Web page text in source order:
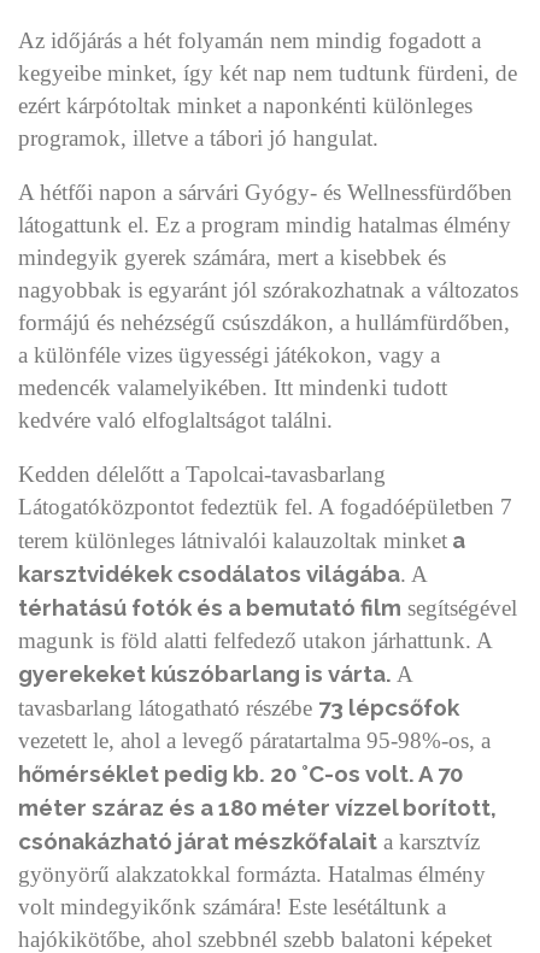
Az időjárás a hét folyamán nem mindig fogadott a
kegyeibe minket, így két nap nem tudtunk fürdeni, de
ezért kárpótoltak minket a naponkénti különleges
programok, illetve a tábori jó hangulat.
A hétfői napon a sárvári Gyógy- és Wellnessfürdőben
látogattunk el. Ez a program mindig hatalmas élmény
mindegyik gyerek számára, mert a kisebbek és
nagyobbak is egyaránt jól szórakozhatnak a változatos
formájú és nehézségű csúszdákon, a hullámfürdőben,
a különféle vizes ügyességi játékokon, vagy a
medencék valamelyikében. Itt mindenki tudott
kedvére való elfoglaltságot találni.
Kedden délelőtt a Tapolcai-tavasbarlang
Látogatóközpontot fedeztük fel. A fogadóépületben 7
terem különleges látnivalói kalauzoltak minket a
karsztvidékek csodálatos világába. A
térhatású fotók és a bemutató film segítségével
magunk is föld alatti felfedező utakon járhattunk. A
gyerekeket kúszóbarlang is várta. A
tavasbarlang látogatható részébe 73 lépcsőfok
vezetett le, ahol a levegő páratartalma 95-98%-os, a
hőmérséklet pedig kb. 20 °C-os volt. A 70
méter száraz és a 180 méter vízzel borított,
csónakázható járat mészkőfalait a karsztvíz
gyönyörű alakzatokkal formázta. Hatalmas élmény
volt mindegyikőnk számára! Este lesétáltunk a
hajókikötőbe, ahol szebbnél szebb balatoni képeket